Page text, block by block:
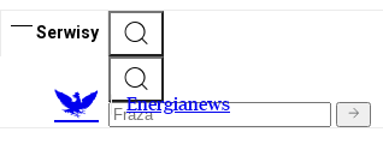
Serwisy
Energianews